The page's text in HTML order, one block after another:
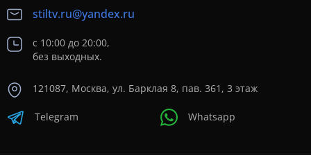
stiltv.ru@yandex.ru
с 10:00 до 20:00,
без выходных.
121087, Москва, ул. Барклая 8, пав. 361, 3 этаж
Telegram Whatsapp